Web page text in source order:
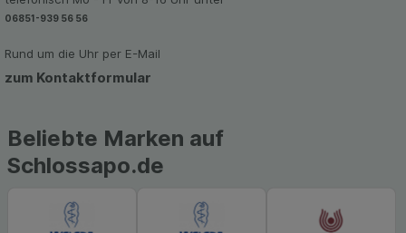
zu gestalten. Bitte beachten Sie, dass Daten
soziale Medien übertragen werden.
06851-939 56 56
Rund um die Uhr per E-Mail
zum Kontaktformular
Beliebte Marken auf
Schlossapo.de